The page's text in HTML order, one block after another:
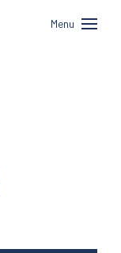
Menu